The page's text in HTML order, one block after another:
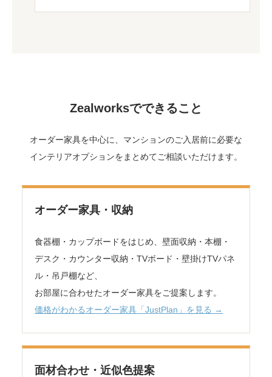
Zealworksでできること
オーダー家具を中心に、マンションのご入居前に必要な
インテリアオプションをまとめてご相談いただけます。
オーダー家具・収納
食器棚・カップボードをはじめ、壁面収納・本棚・
デスク・カウンター収納・TVボード・壁掛けTVパネ
ル・吊戸棚など、
お部屋に合わせたオーダー家具をご提案します。
価格がわかるオーダー家具「JustPlan」を見る →
面材合わせ・近似色提案